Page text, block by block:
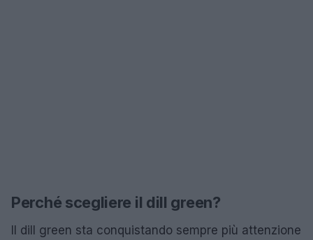
Perché scegliere il dill green?
Il dill green sta conquistando sempre più attenzione